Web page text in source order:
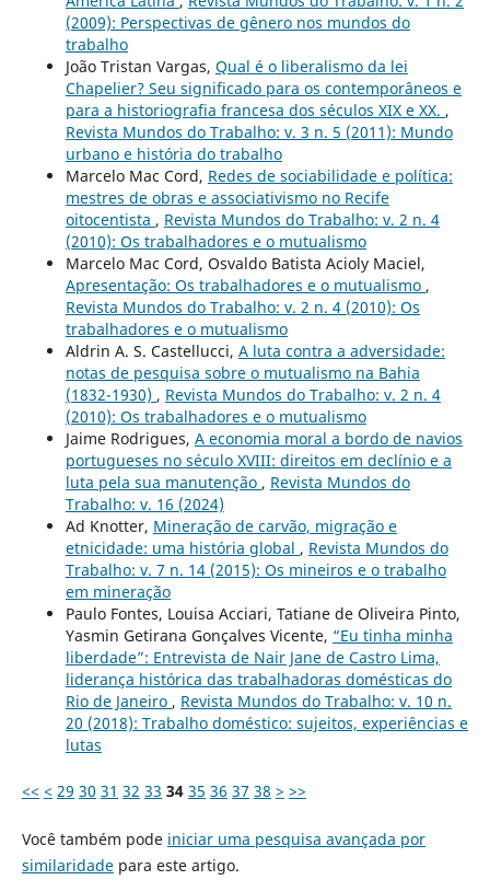
(2009): Perspectivas de gênero nos mundos do
trabalho
João Tristan Vargas, Qual é o liberalismo da lei
Chapelier? Seu significado para os contemporâneos e
para a historiografia francesa dos séculos XIX e XX. ,
Revista Mundos do Trabalho: v. 3 n. 5 (2011): Mundo
urbano e história do trabalho
Marcelo Mac Cord, Redes de sociabilidade e política:
mestres de obras e associativismo no Recife
oitocentista , Revista Mundos do Trabalho: v. 2 n. 4
(2010): Os trabalhadores e o mutualismo
Marcelo Mac Cord, Osvaldo Batista Acioly Maciel,
Apresentação: Os trabalhadores e o mutualismo ,
Revista Mundos do Trabalho: v. 2 n. 4 (2010): Os
trabalhadores e o mutualismo
Aldrin A. S. Castellucci, A luta contra a adversidade:
notas de pesquisa sobre o mutualismo na Bahia
(1832-1930) , Revista Mundos do Trabalho: v. 2 n. 4
(2010): Os trabalhadores e o mutualismo
Jaime Rodrigues, A economia moral a bordo de navios
portugueses no século XVIII: direitos em declínio e a
luta pela sua manutenção , Revista Mundos do
Trabalho: v. 16 (2024)
Ad Knotter, Mineração de carvão, migração e
etnicidade: uma história global , Revista Mundos do
Trabalho: v. 7 n. 14 (2015): Os mineiros e o trabalho
em mineração
Paulo Fontes, Louisa Acciari, Tatiane de Oliveira Pinto,
Yasmin Getirana Gonçalves Vicente, “Eu tinha minha
liberdade”: Entrevista de Nair Jane de Castro Lima,
liderança histórica das trabalhadoras domésticas do
Rio de Janeiro , Revista Mundos do Trabalho: v. 10 n.
20 (2018): Trabalho doméstico: sujeitos, experiências e
lutas
<< < 29 30 31 32 33 34 35 36 37 38 > >>
Você também pode iniciar uma pesquisa avançada por
similaridadepara este artigo.